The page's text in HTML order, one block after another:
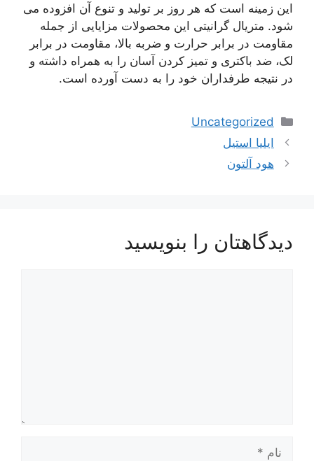
این زمینه است که هر روز بر تولید و تنوع آن افزوده می
شود. متریال گرانیتی این محصولات مزایایی از جمله
مقاومت در برابر حرارت و ضربه بالا، مقاومت در برابر
لک، ضد باکتری و تمیز کردن آسان را به همراه داشته و
در نتیجه طرفداران خود را به دست آورده است.
دسته‌ها
Uncategorized
ایلیا استیل
هود آلتون
دیدگاهتان را بنویسید